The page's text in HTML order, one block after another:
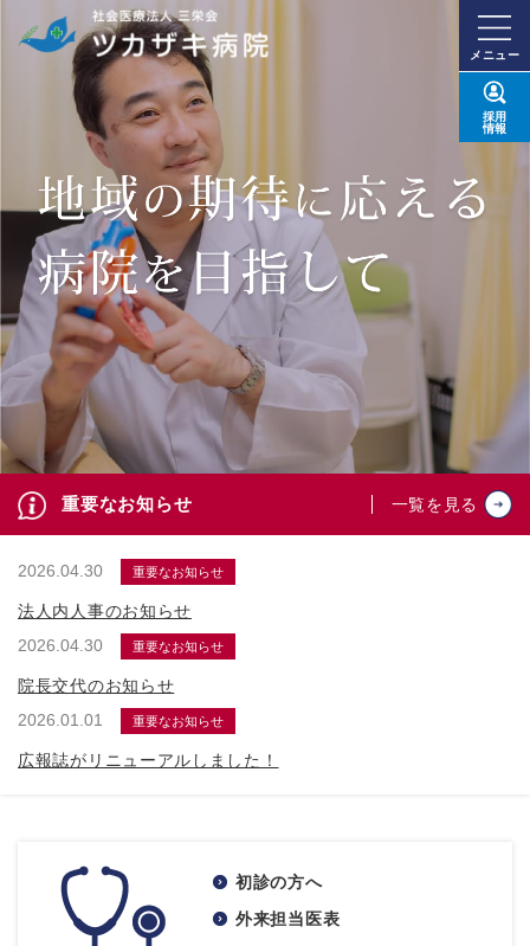
メニュー
採用
情報
重要なお知らせ 一覧を見る
2026.04.30 重要なお知らせ
法人内人事のお知らせ
2026.04.30
重要なお知らせ
院長交代のお知らせ
2026.01.01
重要なお知らせ
広報誌がリニューアルしました！
初診の方へ
外来担当医表